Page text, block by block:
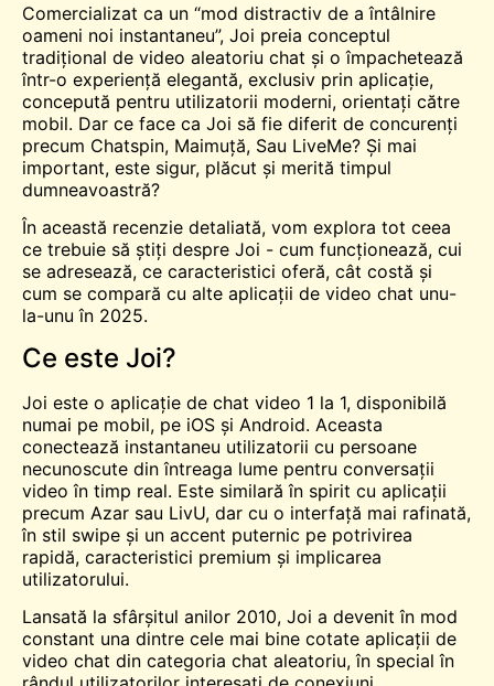
Comercializat ca un “mod distractiv de aîntâlnire
oameni noi instantaneu”, Joi preia conceptul
tradițional de video aleatoriu chat și o împachetează
într-o experiență elegantă, exclusiv prin aplicație,
concepută pentru utilizatorii moderni, orientați către
mobil. Dar ce face ca Joi să fie diferit de concurenți
precum Chatspin, Maimuță, Sau LiveMe? Și mai
important, este sigur, plăcut și merită timpul
dumneavoastră?
În această recenzie detaliată, vom explora tot ceea
ce trebuie să știți despre Joi - cum funcționează, cui
se adresează, ce caracteristici oferă, cât costă și
cum se compară cu alte aplicații de video chat unu-
la-unu în 2025.
Ce este Joi?
Joi este o aplicație de chat video 1 la 1, disponibilă
numai pe mobil, pe iOS și Android. Aceasta
conectează instantaneu utilizatorii cu persoane
necunoscute din întreaga lume pentru conversații
video în timp real. Este similară în spirit cu aplicații
precum Azar sau LivU, dar cu o interfață mai rafinată,
în stil swipe și un accent puternic pe potrivirea
rapidă, caracteristici premium și implicarea
utilizatorului.
Lansată la sfârșitul anilor 2010, Joi a devenit în mod
constant una dintre cele mai bine cotate aplicații de
video chat din categoria chat aleatoriu, în special în